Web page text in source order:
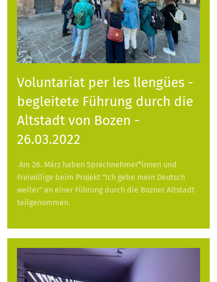
Voluntariat per les llengües -
begleitete Führung durch die
Altstadt von Bozen -
26.03.2022
Am 26. März haben Sprachnehmer*innen und
Freiwillige beim Projekt "Ich gebe mein Deutsch
weiter" an einer Führung durch die Bozner Altstadt
teilgenommen.